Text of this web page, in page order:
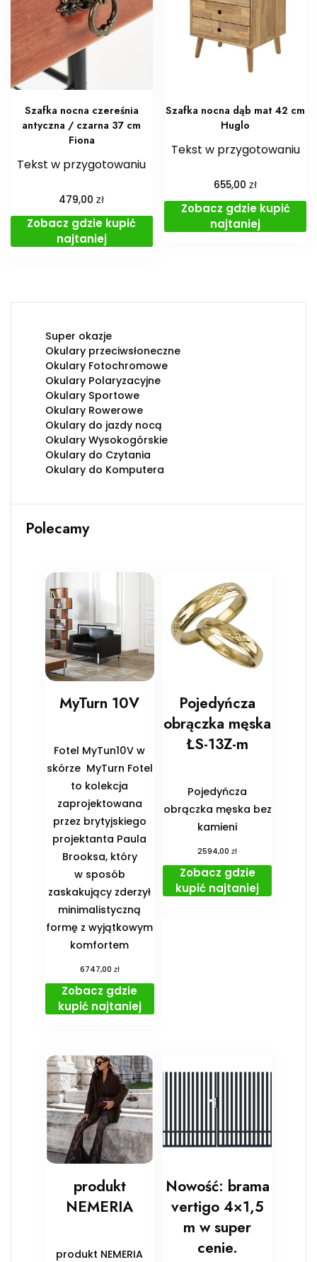
Szafka nocna czereśnia
antyczna / czarna 37 cm
Fiona
Tekst w przygotowaniu
479,00zł
Zobacz gdzie kupić
najtaniej
Szafka nocna dąb mat 42 cm
Huglo
Tekst w przygotowaniu
655,00zł
Zobacz gdzie kupić
najtaniej
Super okazje
Okulary przeciwsłoneczne
Okulary Fotochromowe
Okulary Polaryzacyjne
Okulary Sportowe
Okulary Rowerowe
Okulary do jazdy nocą
Okulary Wysokogórskie
Okulary do Czytania
Okulary do Komputera
Polecamy
MyTurn 10V
Fotel MyTun10V w
skórze MyTurn Fotel
to kolekcja
zaprojektowana
przez brytyjskiego
projektanta Paula
Brooksa, który
w sposób
zaskakujący zderzył
minimalistyczną
formę z wyjątkowym
komfortem
6747,00 zł
Zobacz gdzie
kupić najtaniej
Pojedyńcza
obrączka męska
ŁS-13Z-m
Pojedyńcza
obrączka męska bez
kamieni
2594,00zł
Zobacz gdzie
kupić najtaniej
produkt
NEMERIA
produkt NEMERIA
Nowość: brama
vertigo 4×1,5
m w super
cenie.